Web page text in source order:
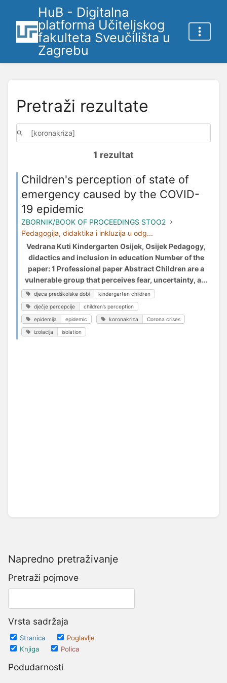
HuB - Digitalna
platforma Učiteljskog
fakulteta Sveučilišta u
Zagrebu
Napredno pretraživanje
Pretraži pojmove
Vrsta sadržaja
Stranica
Poglavlje
Knjiga
Polica
Podudarnosti
Pretraži rezultate
1 rezultat
Children's perception of state of
emergency caused by the COVID-
19 epidemic
ZBORNIK/BOOK OF PROCEEDINGS STOO2
Pedagogija, didaktika i inkluzija u odg...
Vedrana Kuti Kindergarten Osijek, Osijek Pedagogy,
didactics and inclusion in education Number of the
paper: 1 Professional paper Abstract Children are a
vulnerable group that perceives fear, uncertainty, a...
djeca predškolske dobi kindergarten children
dječje percepcije children’s perception
epidemija epidemic koronakriza Corona crises
izolacija isolation